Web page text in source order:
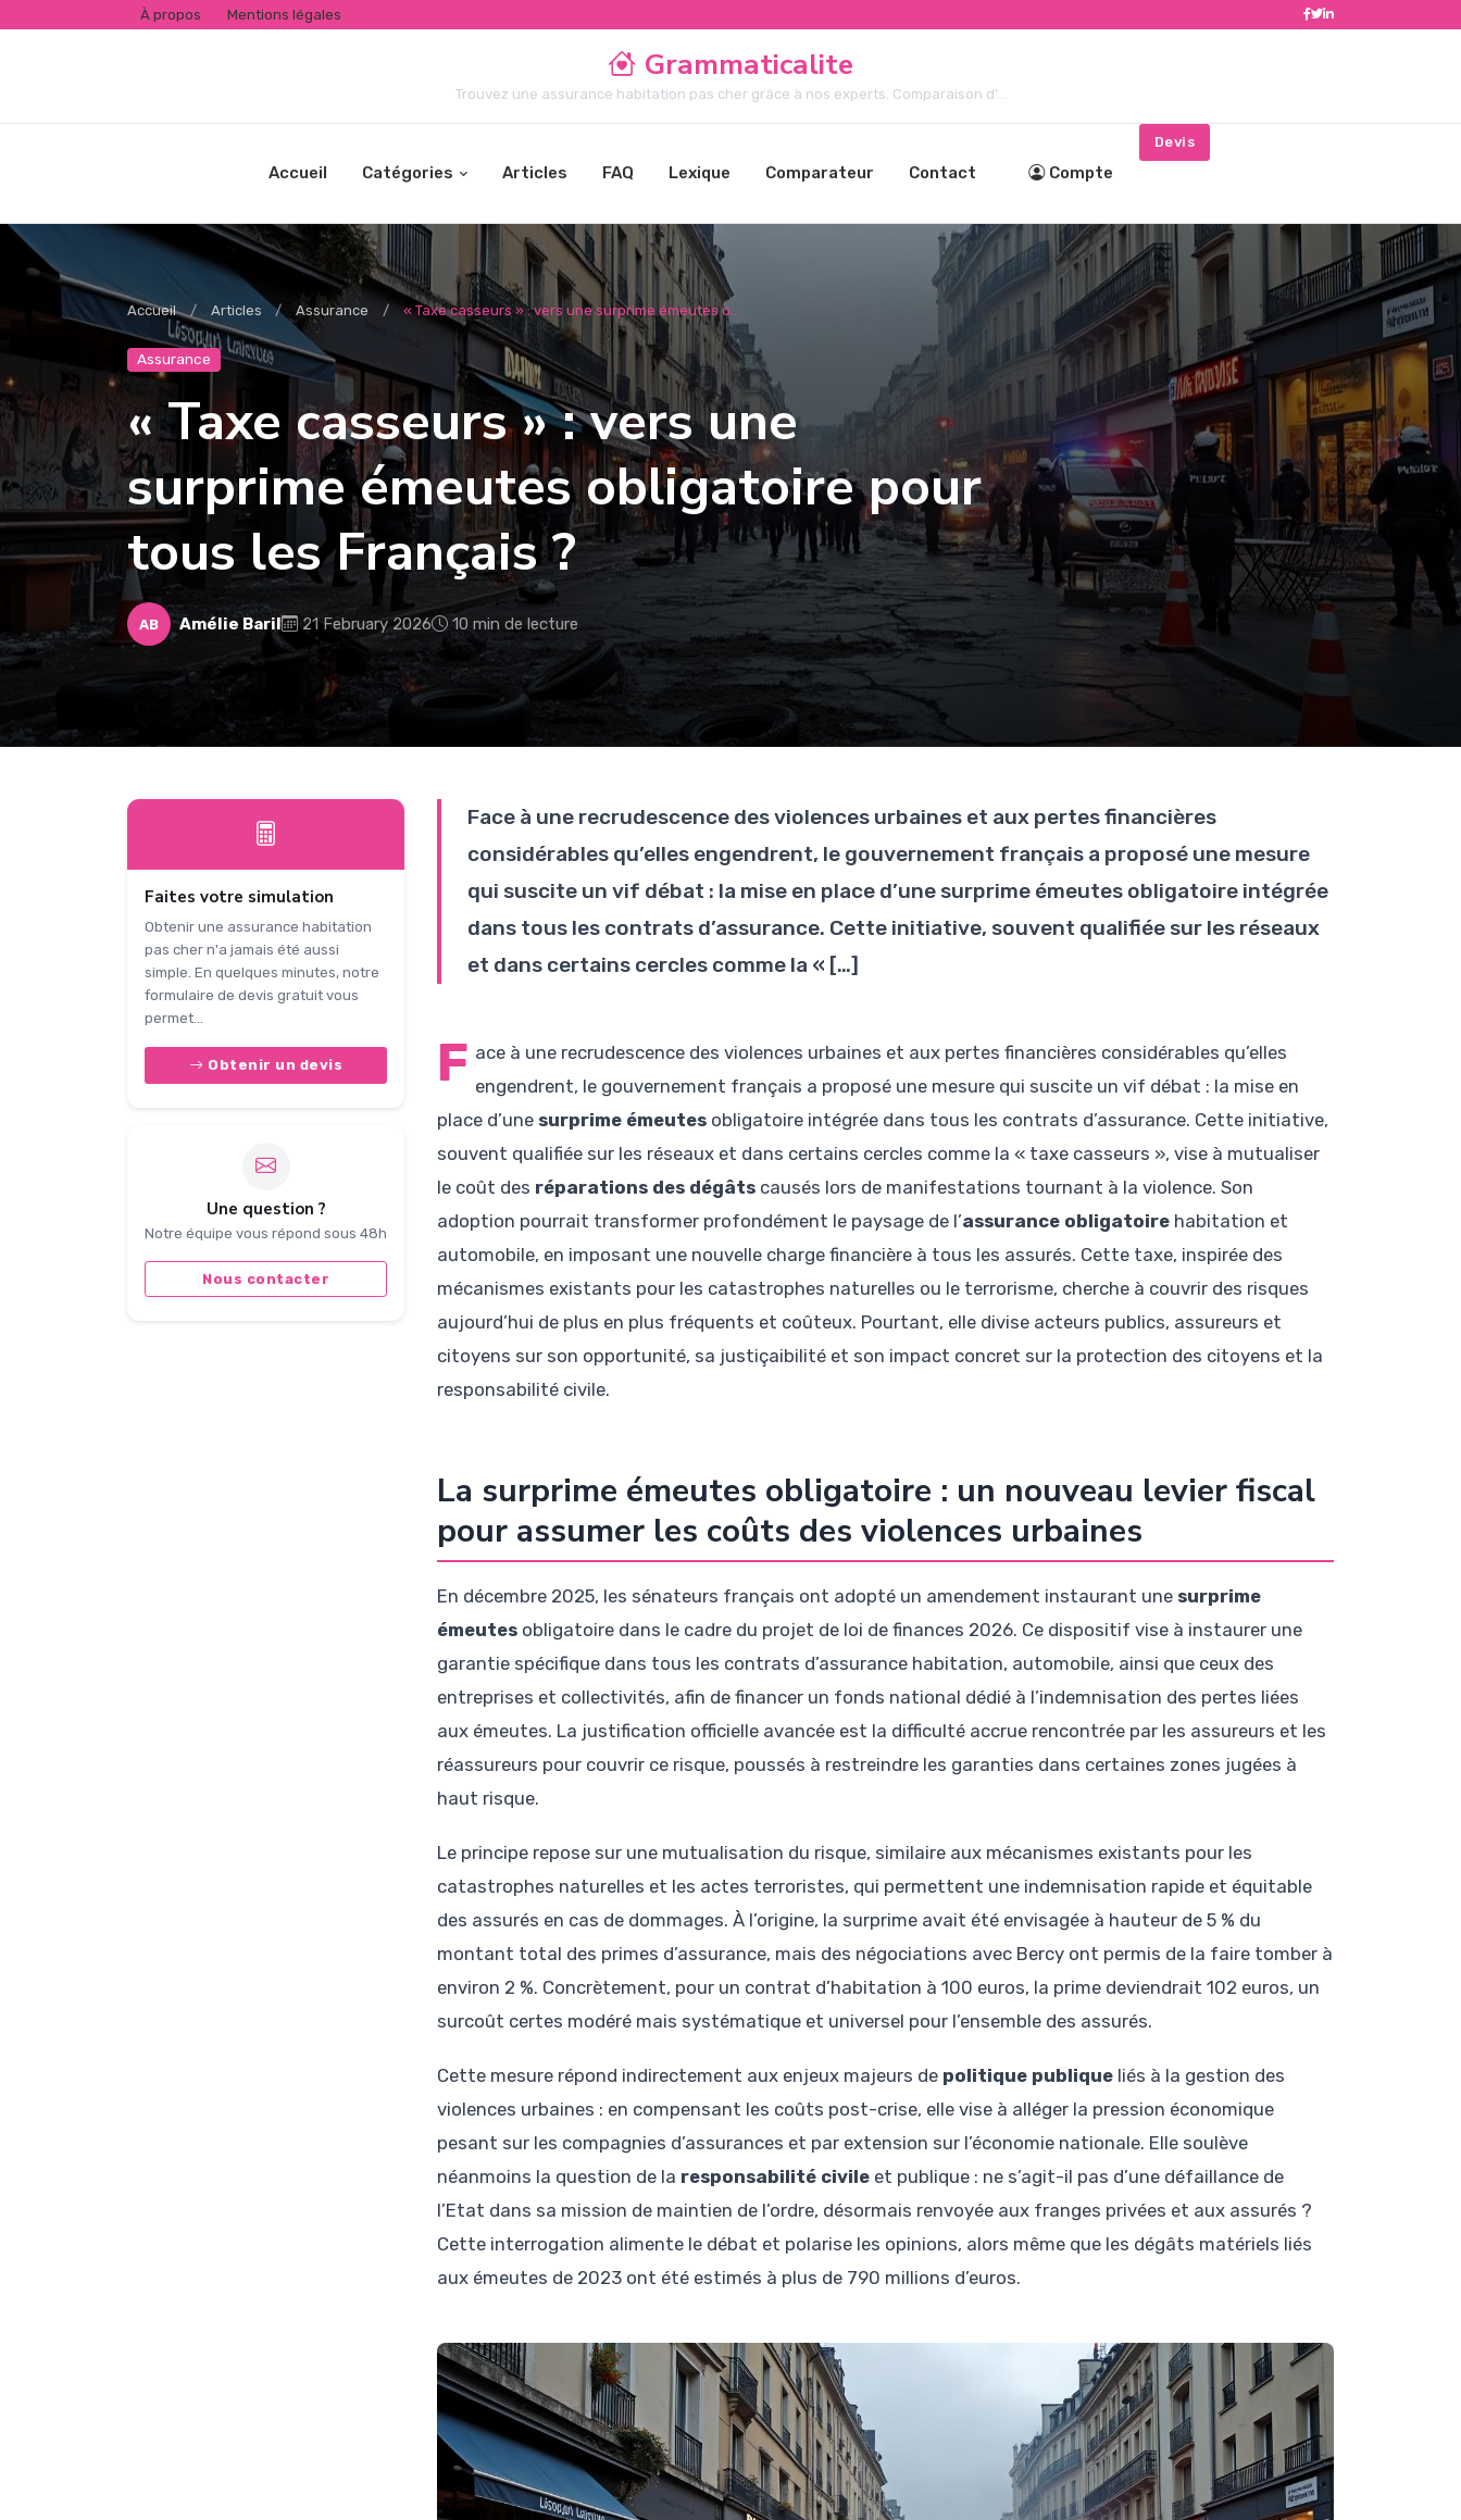
À propos Mentions légales
Grammaticalite
Trouvez une assurance habitation pas cher grâce à nos experts. Comparaison d'...
Accueil Catégories Articles FAQ Lexique Comparateur Contact Compte
Devis
Accueil Articles Assurance « Taxe casseurs » : vers une surprime émeutes o...
Assurance
« Taxe casseurs » : vers une
surprime émeutes obligatoire pour
tous les Français ?
AB Amélie Baril 21 February 2026 10 min de lecture
Faites votre simulation
Obtenir une assurance habitation
pas cher n'a jamais été aussi
simple. En quelques minutes, notre
formulaire de devis gratuit vous
permet...
Obtenir un devis
Une question ?
Notre équipe vous répond sous 48h
Nous contacter
Face à une recrudescence des violences urbaines et aux pertes financières
considérables qu’elles engendrent, le gouvernement français a proposé une mesure
qui suscite un vif débat : la mise en place d’une surprime émeutes obligatoire intégrée
dans tous les contrats d’assurance. Cette initiative, souvent qualifiée sur les réseaux
et dans certains cercles comme la « […]
F ace à une recrudescence des violences urbaines et aux pertes financières considérables qu’elles
engendrent, le gouvernement français a proposé une mesure qui suscite un vif débat : la mise en
place d’une surprime émeutes obligatoire intégrée dans tous les contrats d’assurance. Cette initiative,
souvent qualifiée sur les réseaux et dans certains cercles comme la « taxe casseurs », vise à mutualiser
le coût des réparations des dégâts causés lors de manifestations tournant à la violence. Son
adoption pourrait transformer profondément le paysage de l’assurance obligatoire habitation et
automobile, en imposant une nouvelle charge financière à tous les assurés. Cette taxe, inspirée des
mécanismes existants pour les catastrophes naturelles ou le terrorisme, cherche à couvrir des risques
aujourd’hui de plus en plus fréquents et coûteux. Pourtant, elle divise acteurs publics, assureurs et
citoyens sur son opportunité, sa justiçaibilité et son impact concret sur la protection des citoyens et la
responsabilité civile.
La surprime émeutes obligatoire : un nouveau levier fiscal
pour assumer les coûts des violences urbaines
En décembre 2025, les sénateurs français ont adopté un amendement instaurant une surprime
émeutes obligatoire dans le cadre du projet de loi de finances 2026. Ce dispositif vise à instaurer une
garantie spécifique dans tous les contrats d’assurance habitation, automobile, ainsi que ceux des
entreprises et collectivités, afin de financer un fonds national dédié à l’indemnisation des pertes liées
aux émeutes. La justification officielle avancée est la difficulté accrue rencontrée par les assureurs et les
réassureurs pour couvrir ce risque, poussés à restreindre les garanties dans certaines zones jugées à
haut risque.
Le principe repose sur une mutualisation du risque, similaire aux mécanismes existants pour les
catastrophes naturelles et les actes terroristes, qui permettent une indemnisation rapide et équitable
des assurés en cas de dommages. À l’origine, la surprime avait été envisagée à hauteur de 5 % du
montant total des primes d’assurance, mais des négociations avec Bercy ont permis de la faire tomber à
environ 2 %. Concrètement, pour un contrat d’habitation à 100 euros, la prime deviendrait 102 euros, un
surcoût certes modéré mais systématique et universel pour l’ensemble des assurés.
Cette mesure répond indirectement aux enjeux majeurs de politique publique liés à la gestion des
violences urbaines : en compensant les coûts post-crise, elle vise à alléger la pression économique
pesant sur les compagnies d’assurances et par extension sur l’économie nationale. Elle soulève
néanmoins la question de la responsabilité civile et publique : ne s’agit-il pas d’une défaillance de
l’Etat dans sa mission de maintien de l’ordre, désormais renvoyée aux franges privées et aux assurés ?
Cette interrogation alimente le débat et polarise les opinions, alors même que les dégâts matériels liés
aux émeutes de 2023 ont été estimés à plus de 790 millions d’euros.